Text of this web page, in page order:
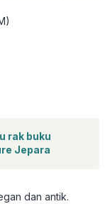
rak buku
Jepara
dan antik.